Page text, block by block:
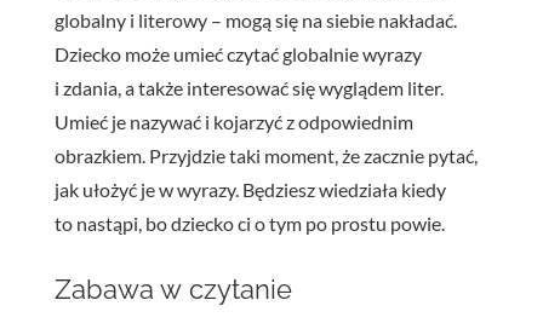
globalny i literowy – mogą się na siebie nakładać.
Dziecko może umieć czytać globalnie wyrazy
i zdania, a także interesować się wyglądem liter.
Umieć je nazywać i kojarzyć z odpowiednim
obrazkiem. Przyjdzie taki moment, że zacznie pytać,
jak ułożyć je w wyrazy. Będziesz wiedziała kiedy
to nastąpi, bo dziecko ci o tym po prostu powie.
Zabawa w czytanie